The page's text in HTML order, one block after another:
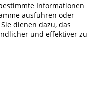
Informationen
ausführen oder
dienen dazu, das
und effektiver zu